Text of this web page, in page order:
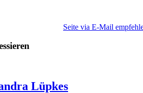
Seite via E-Mail
Lüpkes